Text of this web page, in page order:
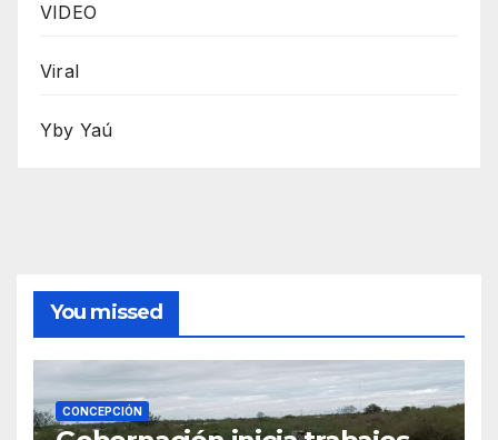
VIDEO
Viral
Yby Yaú
You missed
CONCEPCIÓN